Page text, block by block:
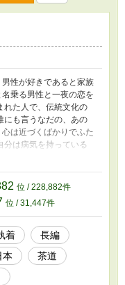
性が好きであると家族
乗る男性と一夜の恋を
れた人で、伝統文化の
にも言うなだの、あの
は近づくばかりでふた
分は病気を持っている
もの。独りで抱えるに
凜太も秋継も、お互
板挟み状態となってし
。
位 / 228,882件
位 / 31,447件
着
長編
本
茶道